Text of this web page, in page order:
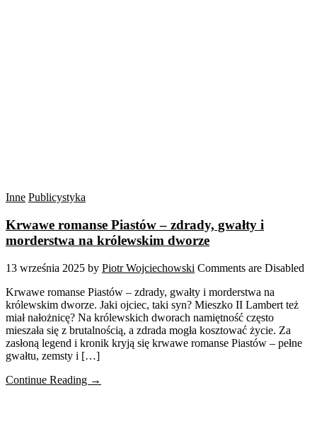
Inne Publicystyka
Krwawe romanse Piastów – zdrady, gwałty i
morderstwa na królewskim dworze
13 września 2025 by Piotr Wojciechowski Comments are Disabled
Krwawe romanse Piastów – zdrady, gwałty i morderstwa na
królewskim dworze. Jaki ojciec, taki syn? Mieszko II Lambert też
miał nałożnicę? Na królewskich dworach namiętność często
mieszała się z brutalnością, a zdrada mogła kosztować życie. Za
zasłoną legend i kronik kryją się krwawe romanse Piastów – pełne
gwałtu, zemsty i […]
Continue Reading →